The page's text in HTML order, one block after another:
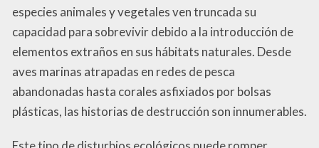
especies animales y vegetales ven truncada su
capacidad para sobrevivir debido a la introducción de
elementos extraños en sus hábitats naturales. Desde
aves marinas atrapadas en redes de pesca
abandonadas hasta corales asfixiados por bolsas
plásticas, las historias de destrucción son innumerables.